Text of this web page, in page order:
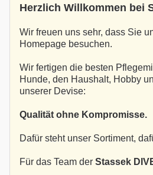
Herzlich Willkommen bei
Wir freuen uns sehr, dass Sie
Homepage besuchen.
Wir fertigen die besten
Hunde, den Haushalt, Hobby
unserer Devise:
Qualität ohne Kompromisse.
Dafür steht unser Sortiment,
Für das Team der Stassek